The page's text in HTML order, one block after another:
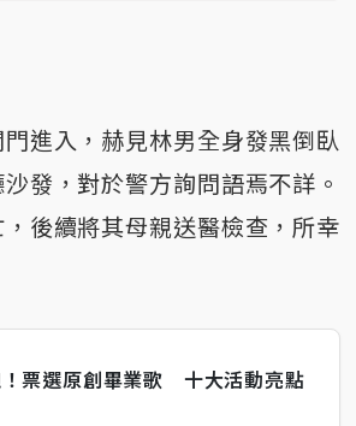
進入，赫見林男全身發黑倒臥
發，對於警方詢問語焉不詳。
後續將其母親送醫檢查，所幸
票選原創畢業歌 十大活動亮點